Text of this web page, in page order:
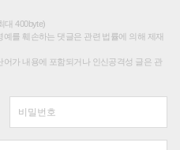
대 400byte)
를 훼손하는 댓글은 관련 법률에 의해 제재
가 내용에 포함되거나 인신공격성 글은 관